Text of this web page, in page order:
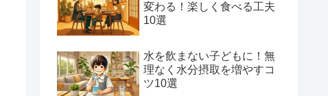
変わる！楽しく食べる工夫
10選
水を飲まない子どもに！無
理なく水分摂取を増やすコ
ツ10選